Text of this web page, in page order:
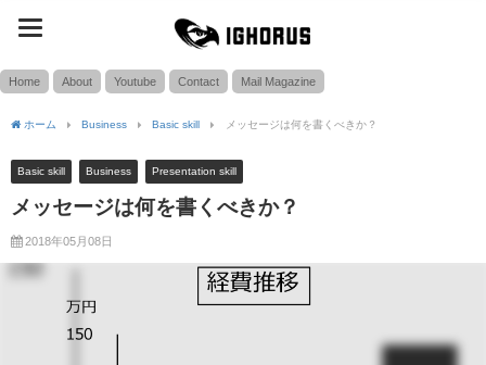
toggle
Home About Youtube Contact Mail Magazine
ホーム Business Basic skill メッセージは何を書くべきか？
Basic skill Business Presentation skill
メッセージは何を書くべきか？
2018年05月08日